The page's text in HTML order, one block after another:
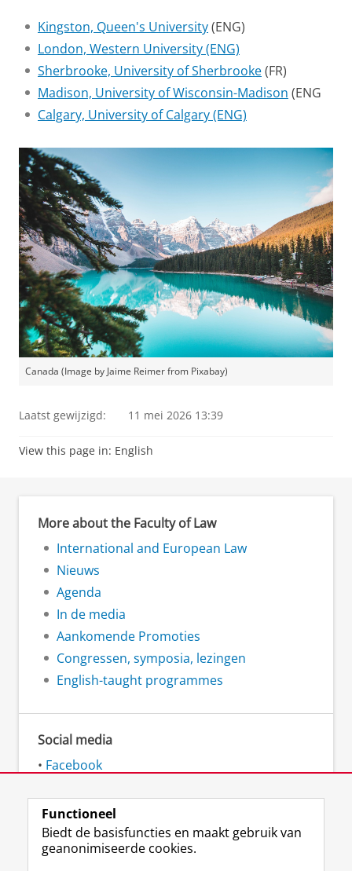
Kingston, Queen's University(ENG)
London, Western University (ENG)
Sherbrooke, University of Sherbrooke(FR)
Madison, University of Wisconsin-Madison (ENG
Calgary, University of Calgary (ENG)
Canada (Image by Jaime Reimer from Pixabay)
Laatst gewijzigd: 11 mei 2026 13:39
View this page in: English
More about the Faculty of Law
International and European Law
Nieuws
Agenda
In de media
Aankomende Promoties
Congressen, symposia, lezingen
English-taught programmes
Social media
• Facebook
•Instagram
Functioneel
Biedt de basisfuncties en maakt gebruik van
geanonimiseerde cookies.